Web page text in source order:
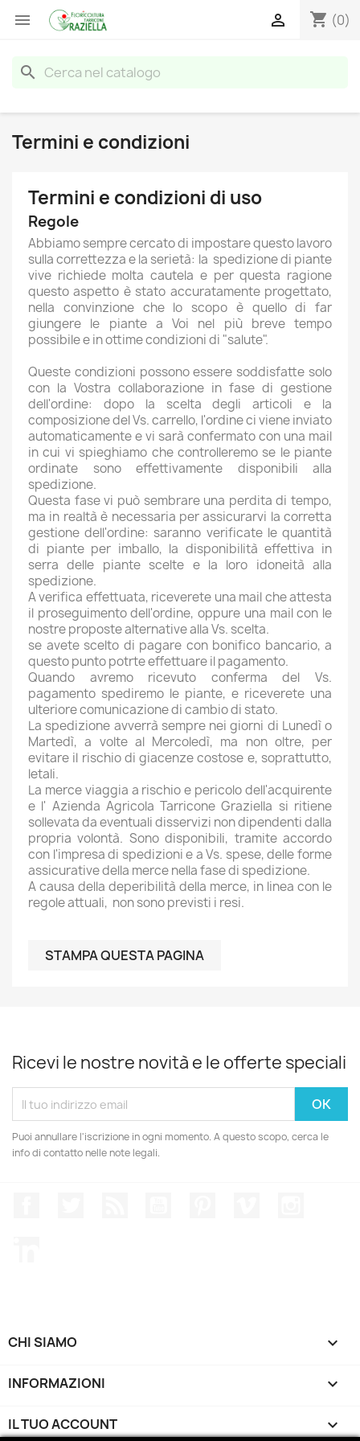
 shopping_cart (0)

search
Termini e condizioni
Termini e condizioni di uso
Regole
Abbiamo sempre cercato di impostare questo lavoro
sulla correttezza e la serietà: la spedizione di piante
vive richiede molta cautela e per questa ragione
questo aspetto è stato accuratamente progettato,
nella convinzione che lo scopo è quello di far
giungere le piante a Voi nel più breve tempo
possibile e in ottime condizioni di "salute".
Queste condizioni possono essere soddisfatte solo
con la Vostra collaborazione in fase di gestione
dell'ordine: dopo la scelta degli articoli e la
composizione del Vs. carrello, l'ordine ci viene inviato
automaticamente e vi sarà confermato con una mail
in cui vi spieghiamo che controlleremo se le piante
ordinate sono effettivamente disponibili alla
spedizione.
Questa fase vi può sembrare una perdita di tempo,
ma in realtà è necessaria per assicurarvi la corretta
gestione dell'ordine: saranno verificate le quantità
di piante per imballo, la disponibilità effettiva in
serra delle piante scelte e la loro idoneità alla
spedizione.
A verifica effettuata, riceverete una mail che attesta
il proseguimento dell'ordine, oppure una mail con le
nostre proposte alternative alla Vs. scelta.
se avete scelto di pagare con bonifico bancario, a
questo punto potrte effettuare il pagamento.
Quando avremo ricevuto conferma del Vs.
pagamento spediremo le piante, e riceverete una
ulteriore comunicazione di cambio di stato.
La spedizione avverrà sempre nei giorni di Lunedì o
Martedì, a volte al Mercoledì, ma non oltre, per
evitare il rischio di giacenze costose e, soprattutto,
letali.
La merce viaggia a rischio e pericolo dell'acquirente
e l' Azienda Agricola Tarricone Graziella si ritiene
sollevata da eventuali disservizi non dipendenti dalla
propria volontà. Sono disponibili, tramite accordo
con l'impresa di spedizioni e a Vs. spese, delle forme
assicurative della merce nella fase di spedizione.
A causa della deperibilità della merce, in linea con le
regole attuali, non sono previsti i resi.
Ricevi le nostre novità e le offerte speciali
Puoi annullare l'iscrizione in ogni momento. A questo scopo, cerca le
info di contatto nelle note legali.
CHI SIAMO 
INFORMAZIONI 
IL TUO ACCOUNT 